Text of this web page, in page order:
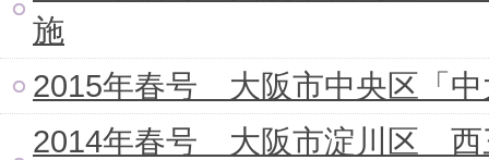
施
2015年春号 大阪市中央区「中
2014年春号 大阪市淀川区 西